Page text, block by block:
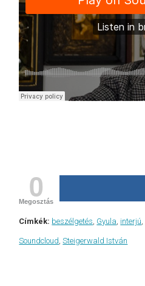
0
Megosztás
Címkék: beszélgetés, Gyula, interjú,
Soundcloud,Steigerwald István